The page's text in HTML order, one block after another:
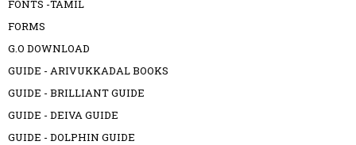
FONTS -TAMIL
FORMS
G.O DOWNLOAD
GUIDE - ARIVUKKADAL BOOKS
GUIDE - BRILLIANT GUIDE
GUIDE - DEIVA GUIDE
GUIDE - DOLPHIN GUIDE